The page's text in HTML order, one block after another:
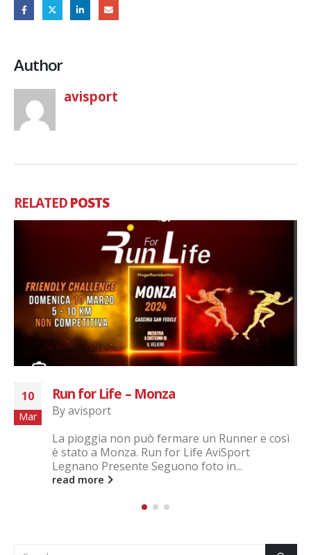
Author
avisport
RELATEDPOSTS
28
Mag
Terza tappa giro del Varesotto
Byavisport
3 Tappa Giro del Varesotto- Cuirone di
Vergiate - Gara impegnativa ma portata a
termine sempre con il sorriso dai...
read more